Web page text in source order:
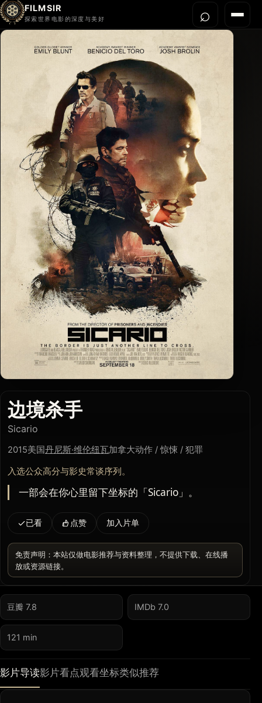
FILMSIR
探索世界电影的深度与美好 菜单
影片库
影评与解读
关于我们
⌕打开
边境杀手
Sicario
2015美国丹尼斯·维伦纽瓦加拿大动作 / 惊悚 / 犯罪
入选公众高分与影史常谈序列。
一部会在你心里留下坐标的「Sicario」。
已看 点赞 加入片单
免责声明：本站仅做电影推荐与资料整理，不提供下载、在线播
放或资源链接。
豆瓣 7.8 IMDb 7.0
121 min
影片导读影片看点观看坐标类似推荐